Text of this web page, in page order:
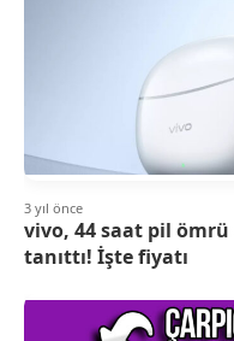
3 yıl önce
vivo, 44 saat pil ömrü
tanıttı! İşte fiyatı